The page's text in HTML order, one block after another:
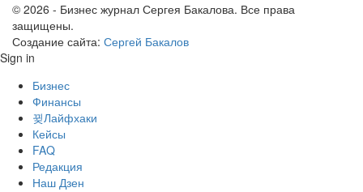
© 2026 - Бизнес журнал Сергея Бакалова. Все права
защищены.
Создание сайта: Сергей Бакалов
Sign in
Бизнес
Финансы
Лайфхаки
Кейсы
FAQ
Редакция
Наш Дзен